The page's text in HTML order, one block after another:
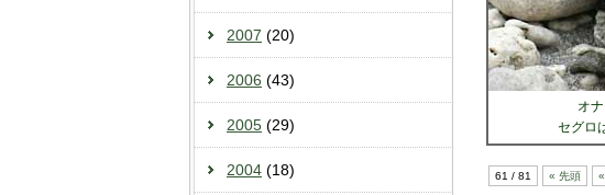
2007 (20)
2006 (43)
2005 (29)
2004 (18)
オ
セグロ
61 / 81 « 先頭 «